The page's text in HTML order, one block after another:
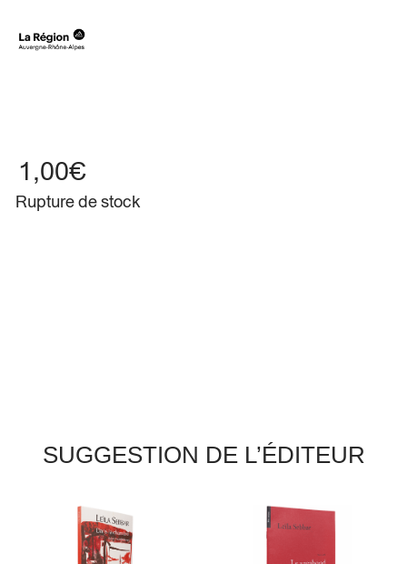
1,00€
Rupture de stock
SUGGESTION DE L’ÉDITEUR